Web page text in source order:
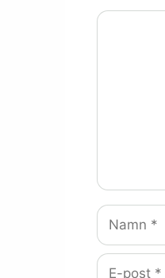
Kommentar
Namn
E-